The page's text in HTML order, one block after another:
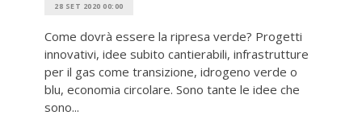
28 SET 2020 00:00
Come dovrà essere la ripresa verde? Progetti
innovativi, idee subito cantierabili, infrastrutture
per il gas come transizione, idrogeno verde o
blu, economia circolare. Sono tante le idee che
sono...